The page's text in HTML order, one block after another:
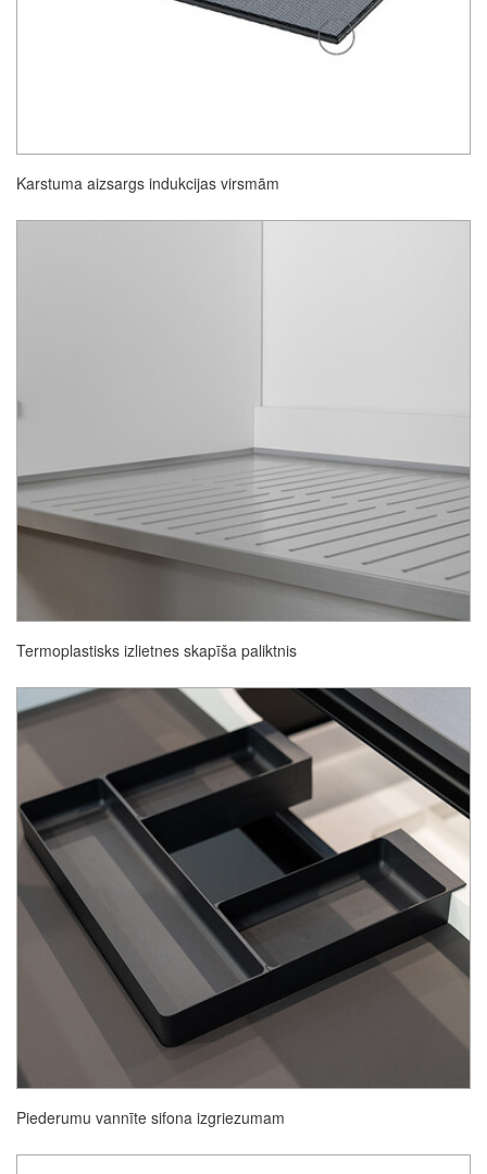
Karstuma aizsargs indukcijas virsmām
Termoplastisks izlietnes skapīša paliktnis
Piederumu vannīte sifona izgriezumam